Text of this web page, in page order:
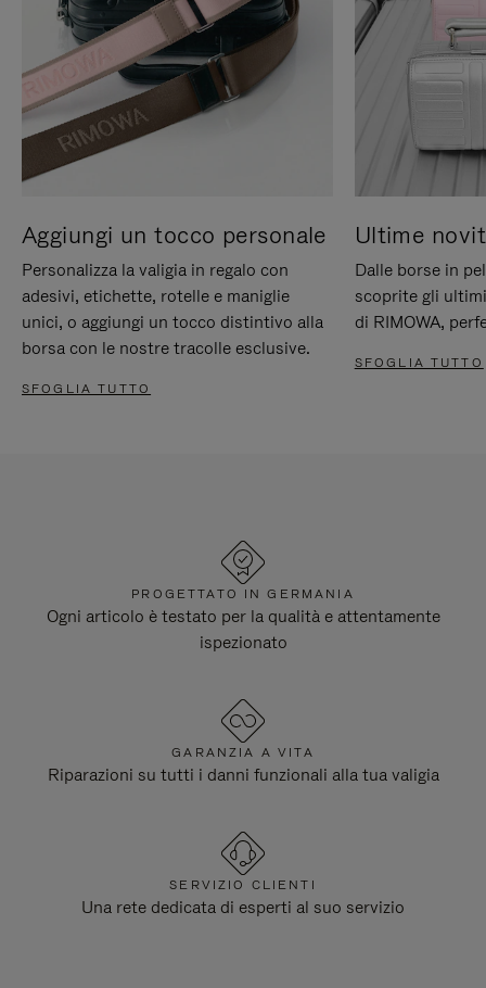
Aggiungi un tocco personale
Personalizza la valigia in regalo con
adesivi, etichette, rotelle e maniglie
unici, o aggiungi un tocco distintivo alla
borsa con le nostre tracolle esclusive.
SFOGLIA TUTTO
Ultime
Dalle borse in
scoprite gli
di RIMOWA,
SFOGLIA TUTTO
PROGETTATO IN GERMANIA
Ogni articolo è testato per la qualità e attentamente
ispezionato
GARANZIA A VITA
Riparazioni su tutti i danni funzionali alla tua valigia
SERVIZIO CLIENTI
Una rete dedicata di esperti al suo servizio